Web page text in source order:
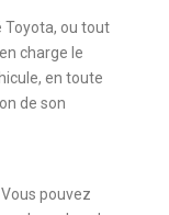
Toyota, ou tout
charge le
en toute
de son
pouvez